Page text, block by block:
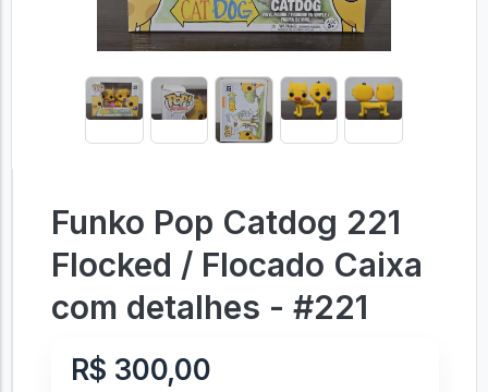
Funko Pop Catdog 221
Flocked / Flocado Caixa
com detalhes - #221
R$ 300,00